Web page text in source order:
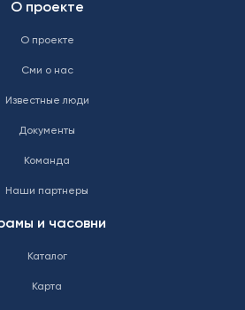
О проекте
О проекте
Сми о нас
Известные люди
Документы
Команда
Наши партнеры
и часовни
Каталог
Карта